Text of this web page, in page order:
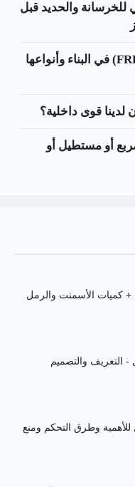
للخرسانة والحديد قبل
البوليمرات المسلحة بالألياف (FRP) في البناء وأنواعها
لدينا قوى داخلية؟
أو مستطيل أو
كميات الأسمنت والرمل
التعريف والتصميم
وطرق التحكم ومنع